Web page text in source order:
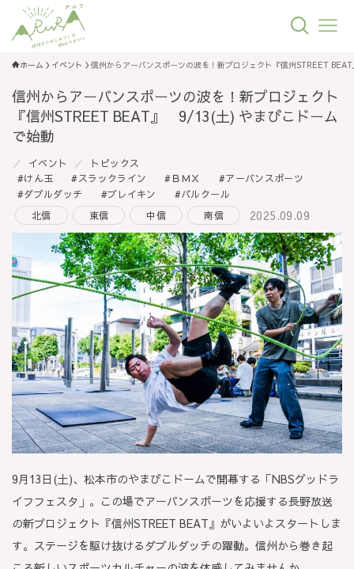
ホーム イベント 信州からアーバンスポーツの波を！新プロジェクト『信州STREET
信州からアーバンスポーツの波を！新プロジェクト
『信州STREET BEAT』 9/13(土) やまびこドーム
で始動
イベント
トピックス
けん玉
スラックライン ＢＭＸ
アーバンスポーツ
ダブルダッチ
ブレイキン
パルクール
北信
東信 中信 南信 2025.09.09
9月13日(土)、松本市のやまびこドームで開幕する「NBSグッドラ
イフフェスタ」。この場でアーバンスポーツを応援する長野放送
の新プロジェクト『信州STREET BEAT』がいよいよスタートしま
す。ステージを駆け抜けるダブルダッチの躍動。信州から巻き起